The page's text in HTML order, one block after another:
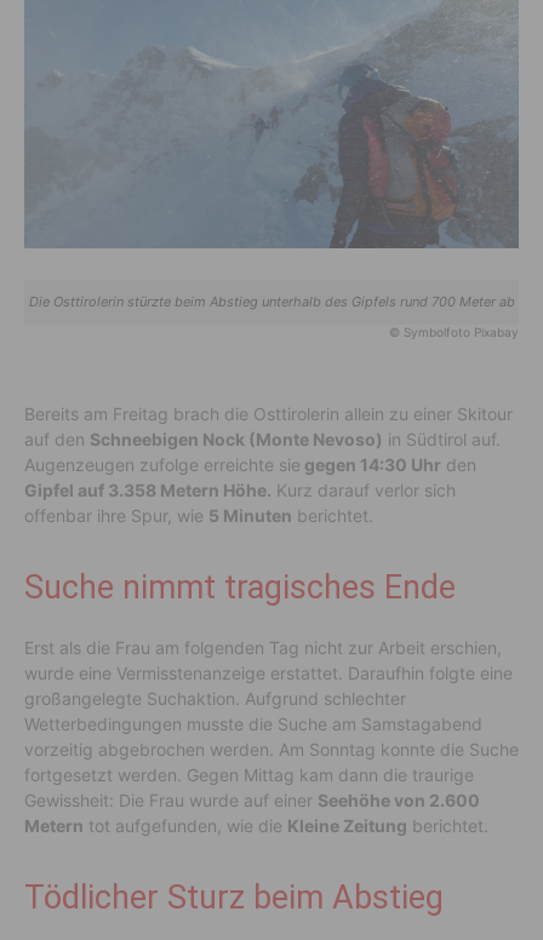
Die Osttirolerin stürzte beim Abstieg unterhalb des Gipfels rund 700 Meter ab
© Symbolfoto Pixabay
Bereits am Freitag brach die Osttirolerin allein zu einer Skitour
auf den Schneebigen Nock (Monte Nevoso) in Südtirol auf.
Augenzeugen zufolge erreichte sie gegen 14:30 Uhr den
Gipfel auf 3.358 Metern Höhe. Kurz darauf verlor sich
offenbar ihre Spur, wie 5 Minuten berichtet.
Suche nimmt tragisches Ende
Erst als die Frau am folgenden Tag nicht zur Arbeit erschien,
wurde eine Vermisstenanzeige erstattet. Daraufhin folgte eine
großangelegte Suchaktion. Aufgrund schlechter
Wetterbedingungen musste die Suche am Samstagabend
vorzeitig abgebrochen werden. Am Sonntag konnte die Suche
fortgesetzt werden. Gegen Mittag kam dann die traurige
Gewissheit: Die Frau wurde auf einer Seehöhe von 2.600
Metern tot aufgefunden, wie die Kleine Zeitung berichtet.
Tödlicher Sturz beim Abstieg